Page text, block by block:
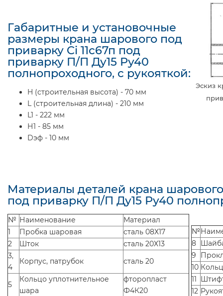
Габаритные и установочные
размеры крана шарового под
приварку Ci 11с67п под
приварку П/П Ду15 Ру40
полнопроходного, с рукояткой:
H (строительная высота) - 70 мм
L (строительная длина) - 210 мм
L1 - 222 мм
Н1 - 85 мм
Dэф - 10 мм
Эскиз
Материалы деталей крана
под приварку П/П Ду15 Ру40
№ Наименование
Материал
1
Пробка шаровая
сталь 08Х17
2
Шток
сталь 20Х13
3,
4
Корпус, патрубок сталь 20
5
Кольцо уплотнительное
шара
фторопласт
Ф4К20
№
8
9
10
11
12